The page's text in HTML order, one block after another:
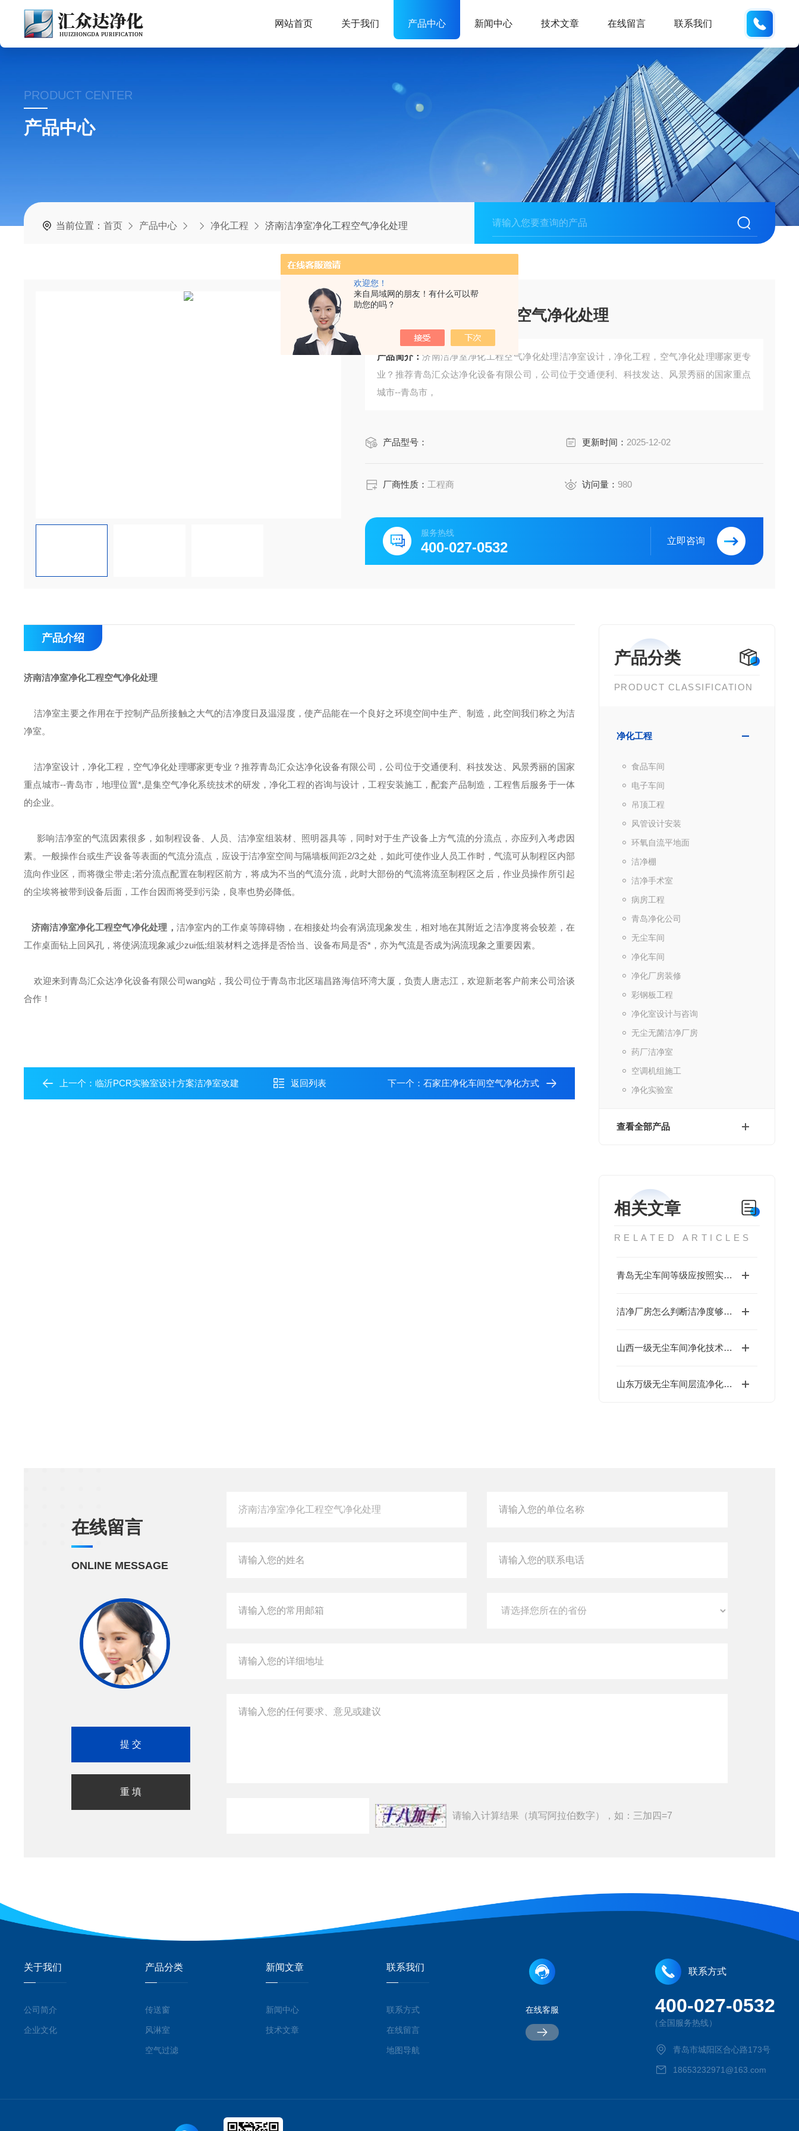
欢迎您！
来自局域网的朋友！有什么可以帮
助您的吗？
网站首页 关于我们 产品中心 新闻中心 技术文章 在线留言 联系我们
PRODUCT CENTER
产品中心
当前位置：首页 产品中心 净化工程 济南洁净室净化工程空气净化处理
济南洁净室净化工程空气净化处理
产品简介：济南洁净室净化工程空气净化处理洁净室设计，净化工程，空气净化处理哪家更专
业？推荐青岛汇众达净化设备有限公司，公司位于交通便利、科技发达、风景秀丽的国家重点
城市--青岛市，
产品型号： 更新时间： 2025-12-02
厂商性质： 工程商 访问量： 980
服务热线
400-027-0532 立即咨询
产品分类
PRODUCT CLASSIFICATION
净化工程
食品车间
电子车间
吊顶工程
风管设计安装
环氧自流平地面
洁净棚
洁净手术室
病房工程
青岛净化公司
无尘车间
净化车间
净化厂房装修
彩钢板工程
净化室设计与咨询
无尘无菌洁净厂房
药厂洁净室
空调机组施工
净化实验室
查看全部产品
相关文章
RELATED ARTICLES
青岛无尘车间等级应按照实际工程选择
洁净厂房怎么判断洁净度够不够
山西一级无尘车间净化技术与管理规范
山东万级无尘车间层流净化技术介绍
产品介绍
济南洁净室净化工程空气净化处理
洁净室主要之作用在于控制产品所接触之大气的洁净度日及温湿度，使产品能在一个良好之环境空间中生产、制造，此空间我们称之为洁
净室。
洁净室设计，净化工程，空气净化处理哪家更专业？推荐青岛汇众达净化设备有限公司，公司位于交通便利、科技发达、风景秀丽的国家
重点城市--青岛市，地理位置*,是集空气净化系统技术的研发，净化工程的咨询与设计，工程安装施工，配套产品制造，工程售后服务于一体
的企业。
影响洁净室的气流因素很多，如制程设备、人员、洁净室组装材、照明器具等，同时对于生产设备上方气流的分流点，亦应列入考虑因
素。一般操作台或生产设备等表面的气流分流点，应设于洁净室空间与隔墙板间距2/3之处，如此可使作业人员工作时，气流可从制程区内部
流向作业区，而将微尘带走;若分流点配置在制程区前方，将成为不当的气流分流，此时大部份的气流将流至制程区之后，作业员操作所引起
的尘埃将被带到设备后面，工作台因而将受到污染，良率也势必降低。
济南洁净室净化工程空气净化处理 ， 洁净室内的工作桌等障碍物，在相接处均会有涡流现象发生，相对地在其附近之洁净度将会较差，在
工作桌面钻上回风孔，将使涡流现象减少zui低;组装材料之选择是否恰当、设备布局是否*，亦为气流是否成为涡流现象之重要因素。
欢迎来到青岛汇众达净化设备有限公司wang站，我公司位于青岛市北区瑞昌路海信环湾大厦，负责人唐志江，欢迎新老客户前来公司洽谈
合作！
上一个：临沂PCR实验室设计方案洁净室改建 返回列表 下一个： 石家庄净化车间空气净化方式
在线留言
ONLINE MESSAGE
请输入计算结果（填写阿拉伯数字），如：三加四=7
关于我们
公司简介
企业文化
产品分类
传送窗
风淋室
空气过滤
新闻文章
新闻中心
技术文章
联系我们
联系方式
在线留言
地图导航
在线客服
联系方式
400-027-0532
（全国服务热线）
青岛市城阳区合心路173号
18653232971@163.com